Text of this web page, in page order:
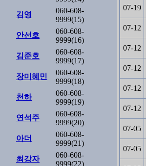
김영
060-608-
9999(15)
안선호
060-608-
9999(16)
김준호
060-608-
9999(17)
장미혜민
060-608-
9999(18)
천하
060-608-
9999(19)
연석주
060-608-
9999(20)
아더
060-608-
9999(21)
최강자
060-608-
9999(22)
07-19
07-12
07-12
07-12
07-12
07-12
07-05
07-05